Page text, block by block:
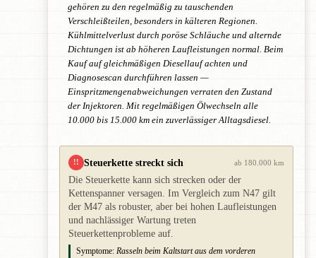
gehören zu den regelmäßig zu tauschenden
Verschleißteilen, besonders in kälteren Regionen.
Kühlmittelverlust durch poröse Schläuche und alternde
Dichtungen ist ab höheren Laufleistungen normal. Beim
Kauf auf gleichmäßigen Diesellauf achten und
Diagnosescan durchführen lassen —
Einspritzmengenabweichungen verraten den Zustand
der Injektoren. Mit regelmäßigen Ölwechseln alle
10.000 bis 15.000 km ein zuverlässiger Alltagsdiesel.
!! Steuerkette streckt sich ab 180.000 km
Die Steuerkette kann sich strecken oder der
Kettenspanner versagen. Im Vergleich zum N47 gilt
der M47 als robuster, aber bei hohen Laufleistungen
und nachlässiger Wartung treten
Steuerkettenprobleme auf.
Symptome: Rasseln beim Kaltstart aus dem vorderen